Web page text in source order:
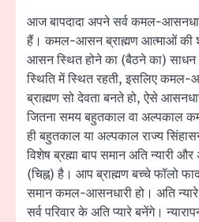
आज बापदादा अपने सर्व कमल-
हैं। कमल-आसन ब्राह्मण आत्माओं की
आसन स्थित होने का (बैठने का)
स्थिति में स्थित रहती, इसलिए
ब्राह्मण सो देवता बनते हो, ऐसे
जितना समय बहुतकाल वा अल्पकाल
ही बहुतकाल या अल्पकाल राज्य
विशेष ब्रह्मा बाप समान अति न्यारी
(चिह्न) है। आप ब्राह्मण बच्चे फॉलो
समान कमल-आसनधारी हो। अति
सर्व परिवार के अति प्यारे बनेंगे।